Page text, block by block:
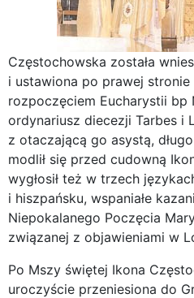
Częstochowska została
i ustawiona po prawej stronie
rozpoczęciem Eucharystii bp
ordynariusz diecezji Tarbes i
z otaczającą go asystą,
modlił się przed cudowną
wygłosił też w trzech
i hiszpańsku, wspaniałe
Niepokalanego Poczęcia
związanej z objawieniami w
Po Mszy świętej Ikona
uroczyście przeniesiona do